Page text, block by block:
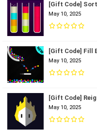
[Gift Code]
May 10, 2025
[Gift Code] Fill
May 10, 2025
[Gift Code]
May 10, 2025